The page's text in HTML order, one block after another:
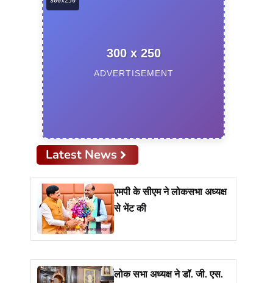
300 x 250
ADVERTISEMENT
Latest News
एमपी के सीएम ने लोकसभा अध्यक्ष
से भेंट की
लोक सभा अध्यक्ष ने डॉ. जी. एस.